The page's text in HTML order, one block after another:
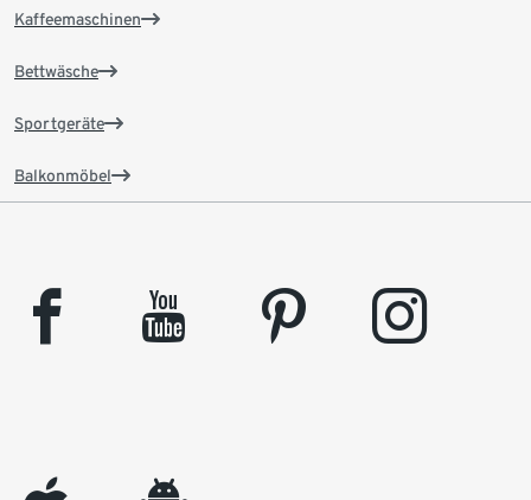
Kaffeemaschinen
Bettwäsche
Sportgeräte
Balkonmöbel
facebook youtube pinterest instagram